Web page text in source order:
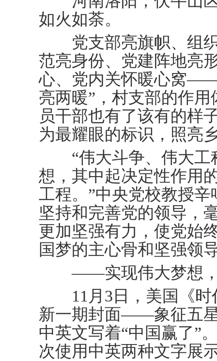
如火如荼。
党支部亮旗帜、组织
范亮身份、党建阵地亮
心、党内关怀暖心窝
亮两暖”，村支部的作
员干部也有了该有的样
为最耀眼的标识，照亮
“伟大斗争、伟大工
想，其中起决定性作用
工程。”中央党校教授
坚持和完善党的领导，
更加坚强有力，使党始
国梦的主心骨和坚强领
——实现伟大梦想，
11月3日，美国《时
新一期封面——象征五
中英文写着“中国赢了”
次使用中英两种文字展